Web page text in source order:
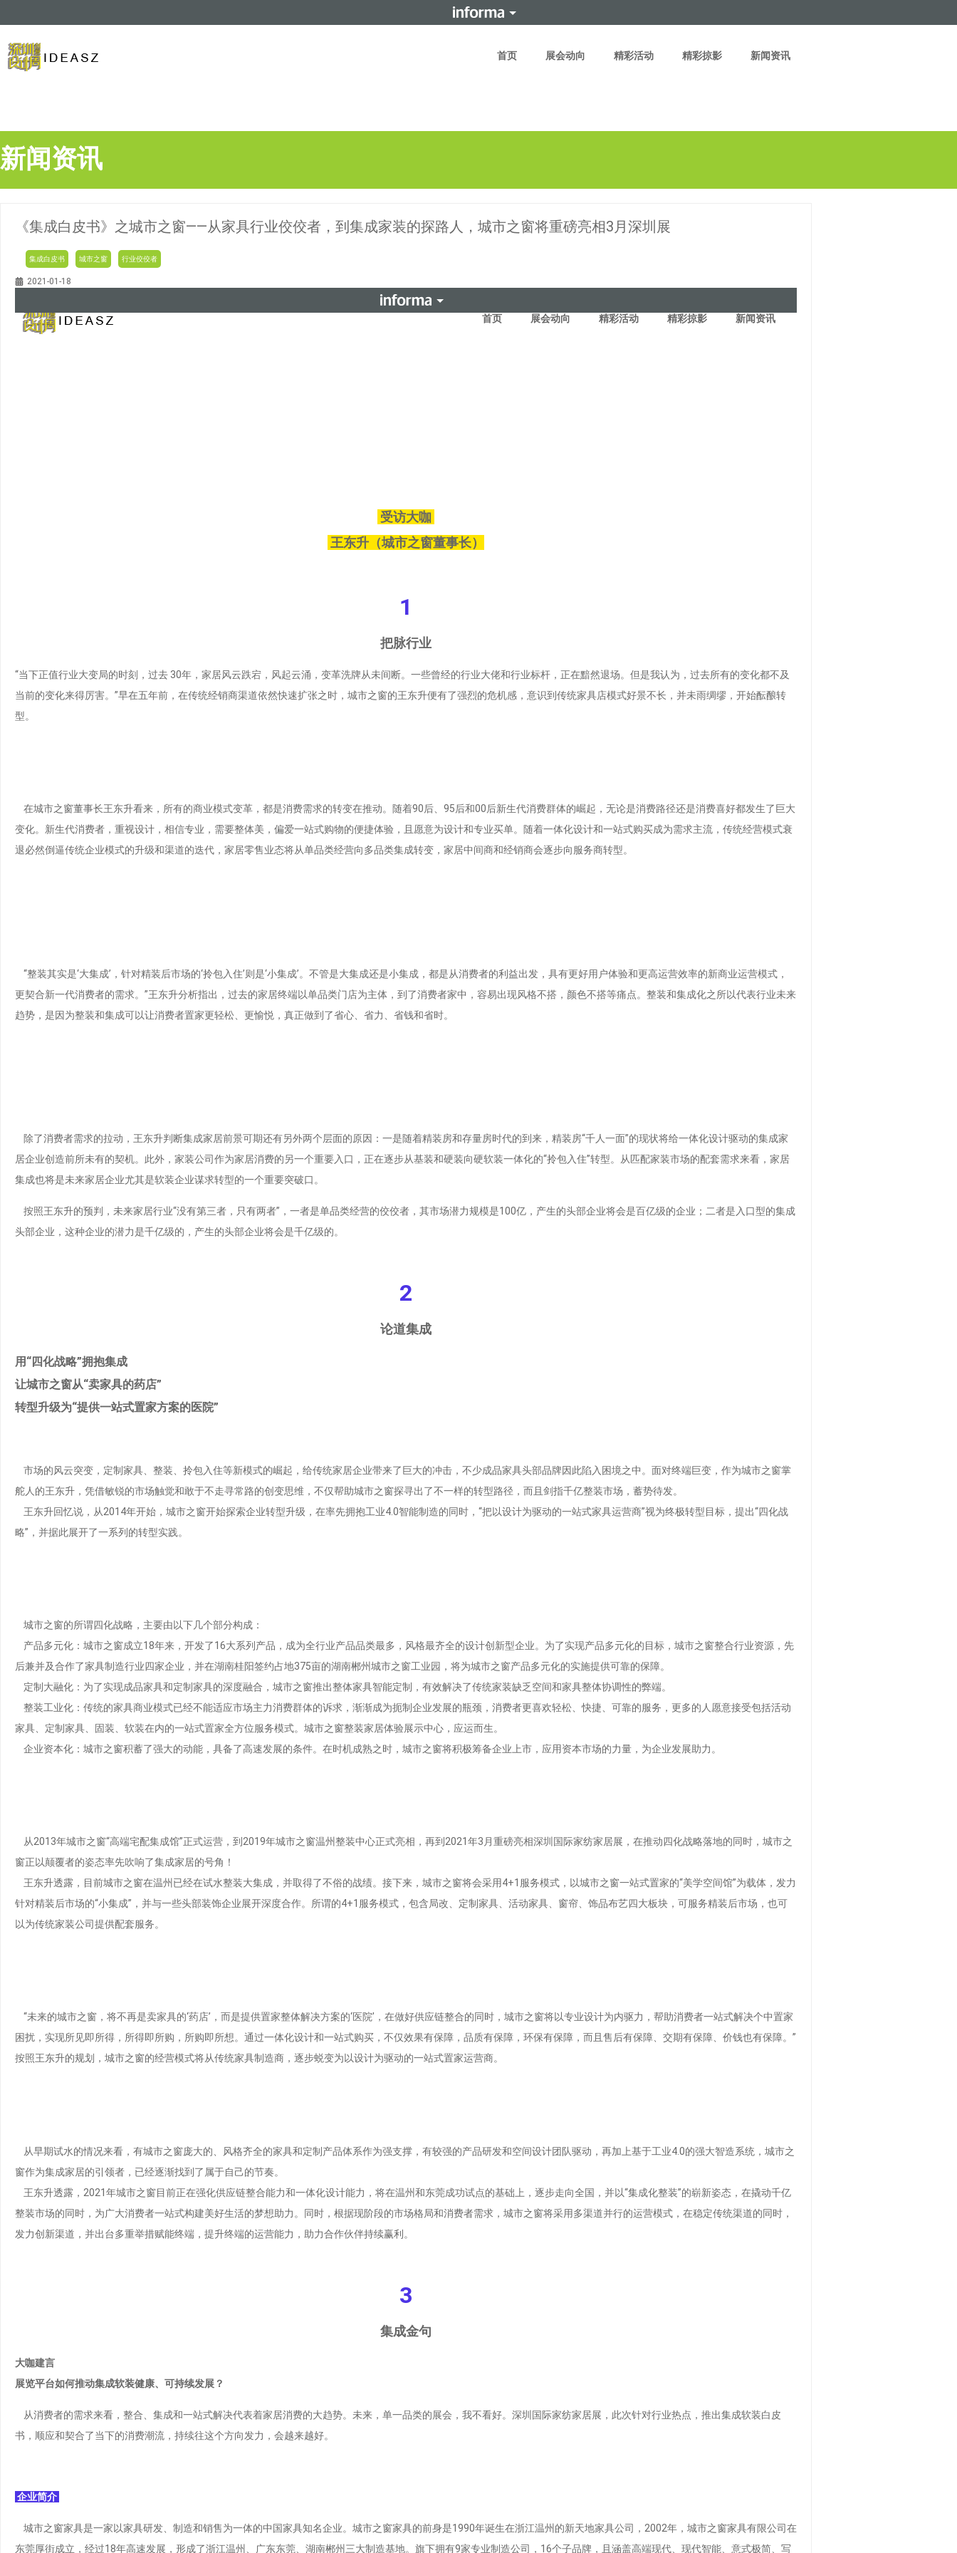
首页 展会动向 精彩活动 精彩掠影 新闻资讯
新闻资讯
《集成白皮书》之城市之窗——从家具行业佼佼者，到集成家装的探路人，城市之窗将重磅亮相3月深圳展
集成白皮书 城市之窗 行业佼佼者
2021-01-18
受访大咖
王东升（城市之窗董事长）
1
把脉行业
“当下正值行业大变局的时刻，过去 30年，家居‍‍风云跌宕，‍‍风起云涌，变革洗牌从未间断。一些曾经的行业大佬和行业标杆，正在‍‍黯然退场。但是我认为，‍‍过去所有的变化都不及
当前的变化来得厉害。”早在五年前，在传统经销商渠道依然快速扩张之时，城市之窗的王东升便有了强烈的危机感，意识到传统家具店模式好景不长，并未雨绸缪，开始酝酿转
型。
在城市之窗董事长王东升看来，所有的商业模式变革，都是消费需求的转变在推动。随着90后、95后和00后新生代消费群体的崛起，无论是消费路径还是消费喜好都发生了巨大
变化。新生代消费者，重视设计，相信专业，需要整体美，偏爱一站式购物的便捷体验，且愿意为设计和专业买单。随着一体化设计和一站式购买成为需求主流，传统经营模式衰
退必然倒逼传统企业模式的升级和渠道的迭代，家居零售业态将从单品类经营向多品类集成转变，家居中间商和经销商会逐步向服务商转型。
“整装其实是‘大集成’，针对精装后市场的‘拎包入住’则是‘小集成’。不管是大集成还是小集成，都是从消费者的利益出发，具有更好用户体验和更高运营效率的新商业运营模式，
更契合新一代消费者的需求。”王东升分析指出，过去的家居终端以单品类门店为主体，到了消费者家中，容易出现风格不搭，颜色不搭等痛点。整装和集成化之所以代表行业未来
趋势，是因为整装和集成可以让消费者置家更轻松、更愉悦，真正做到了省心、省力、省钱和省时。
除了消费者需求的拉动，王东升判断集成家居前景可期还有另外两个层面的原因：一是随着精装房和存量房时代的到来，精装房“千人一面”的现状将给一体化设计驱动的集成家
居企业创造前所未有的契机。此外，家装公司作为家居消费的另一个重要入口，正在逐步从基装和硬装向硬软装一体化的“拎包入住”转型。从匹配家装市场的配套需求来看，家居
集成也将是未来家居企业尤其是软装企业谋求转型的一个重要突破口。
按照王东升的预判，未来家居行业“没有第三者，‍‍只有两者”，一者是单品类经营的佼佼者，其市场潜力规模是100亿，产生的头部企业将会是百亿级的企业；二者是入口型的集成
头部企业，这种企业的潜力是千亿级的，产生的头部企业将会是千亿级的。
2
论道集成
用“四化战略”拥抱集成
让城市之窗从“卖家具的药店”
转型升级为“提供一站式置家方案的医院”
市场的风云突变，定制家具、整装、拎包入住等新模式的崛起，给传统家居企业带来了巨大的冲击，不少成品家具头部品牌因此陷入困境之中。面对终端巨变，作为城市之窗掌
舵人的王东升，凭借敏锐的市场触觉和敢于不走寻常路的创变思维，不仅帮助城市之窗探寻出了不一样的转型路径，而且剑指千亿整装市场，蓄势待发。
王东升回忆说，从2014年开始，城市之窗开始探索企业转型升级，在率先拥抱工业4.0智能制造的同时，“把以设计为驱动的一站式家具运营商”视为终极转型目标，提出“四化战
略”，并据此展开了一系列的转型实践。
城市之窗的所谓四化战略，主要由以下几个部分构成：
产品多元化：城市之窗成立18年来，开发了16大系列产品，成为全行业产品品类最多，风格最齐全的设计创新型企业。为了实现产品多元化的目标，城市之窗整合行业资源，先
后兼并及合作了家具制造行业四家企业，并在湖南桂阳签约占地375亩的湖南郴州城市之窗工业园，将为城市之窗产品多元化的实施提供可靠的保障。
定制大融化：为了实现成品家具和定制家具的深度融合，城市之窗推出整体家具智能定制，有效解决了传统家装缺乏空间和家具整体协调性的弊端。
整装工业化：传统的家具商业模式已经不能适应市场主力消费群体的诉求，渐渐成为扼制企业发展的瓶颈，消费者更喜欢轻松、快捷、可靠的服务，更多的人愿意接受包括活动
家具、定制家具、固装、软装在内的一站式置家全方位服务模式。城市之窗整装家居体验展示中心，应运而生。
企业资本化：城市之窗积蓄了强大的动能，具备了高速发展的条件。在时机成熟之时，城市之窗将积极筹备企业上市，应用资本市场的力量，为企业发展助力。
从2013年城市之窗“高端宅配集成馆”正式运营，到2019年城市之窗温州整装中心正式亮相，再到2021年3月重磅亮相深圳国际家纺家居展，在推动四化战略落地的同时，城市之
窗正以颠覆者的姿态率先吹响了集成家居的号角！
王东升透露，目前城市之窗在温州已经在试水整装大集成，并取得了不俗的战绩。接下来，城市之窗将会采用4+1服务模式，以城市之窗一站式置家的“美学空间馆”为载体，发力
针对精装后市场的“小集成”，并与一些头部装饰企业展开深度合作。所谓的4+1服务模式，包含局改、定制家具、活动家具、窗帘、饰品布艺四大板块，可服务精装后市场，也可
以为传统家装公司提供配套服务。
“未来的城市之窗，将不再是卖家具的‘药店’，而是提供置家整体解决方案的‘医院’，在做好供应链整合的同时，城市之窗将以专业设计为内驱力，帮助消费者一站式解决个中置家
困扰，实现所见即所得，所得即所购，所购即所想。通过一体化设计和一站式购买，不仅效果有保障，品质有保障，环保有保障，而且售后有保障、交期有保障、价钱也有保障。”
按照王东升的规划，城市之窗的经营模式将从传统家具制造商，逐步蜕变为以设计为驱动的一站式置家运营商。
从早期试水的情况来看，有城市之窗庞大的、风格齐全的家具和定制产品体系作为强支撑，有较强的产品研发和空间设计团队驱动，再加上基于工业4.0的强大智造系统，城市之
窗作为集成家居的引领者，已经逐渐找到了属于自己的节奏。
王东升透露，2021年城市之窗目前正在强化供应链整合能力和一体化设计能力，将在温州和东莞成功试点的基础上，逐步走向全国，并以“集成化整装”的崭新姿态，在撬动千亿
整装市场的同时，为广大消费者一站式构建美好生活的梦想助力。同时，根据现阶段的市场格局和消费者需求，城市之窗将采用多渠道并行的运营模式，在稳定传统渠道的同时，
发力创新渠道，并出台多重举措赋能终端，提升终端的运营能力，助力合作伙伴持续赢利。
3
集成金句
大咖建言
展览平台如何推动集成软装健康、可持续发展？
从消费者的需求来看，整合、集成和一站式解决代表着家居消费的大趋势。未来，单一品类的展会，我不看好。深圳国际家纺家居展，此次针对行业热点，推出集成软装白皮
书，顺应和契合了当下的消费潮流，持续往这个方向发力，会越来越好。
企业简介
城市之窗家具是一家以家具研发、制造和销售为一体的中国家具知名企业。城市之窗家具的前身是1990年诞生在浙江温州的新天地家具公司，2002年，城市之窗家具有限公司在
东莞厚街成立，经过18年高速发展，形成了浙江温州、广东东莞、湖南郴州三大制造基地。旗下拥有9家专业制造公司，16个子品牌，且涵盖高端现代、现代智能、意式极简、写